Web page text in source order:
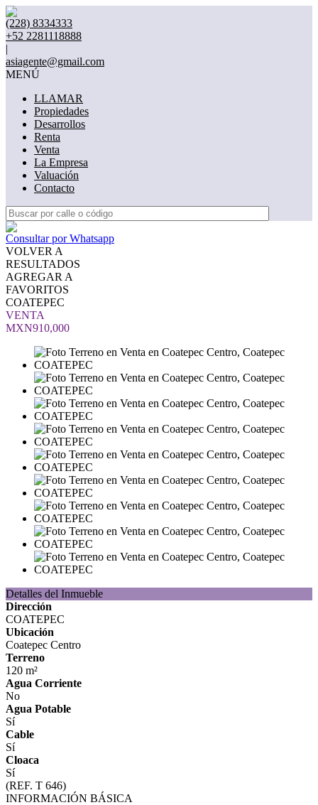
(228) 8334333
+52 2281118888
|
asiagente@gmail.com
MENÚ
LLAMAR
Propiedades
Desarrollos
Renta
Venta
La Empresa
Valuación
Contacto
Consultar por Whatsapp
VOLVER A
RESULTADOS
AGREGAR A
FAVORITOS
COATEPEC
VENTA
MXN910,000
Detalles del Inmueble
Dirección
COATEPEC
Ubicación
Coatepec Centro
Terreno
120 m²
Agua Corriente
No
Agua Potable
Sí
Cable
Sí
Cloaca
Sí
(REF. T 646)
INFORMACIÓN BÁSICA